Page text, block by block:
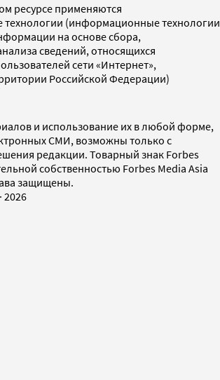
ресурсе применяются
технологии (информационные технологии
на основе сбора,
сведений, относящихся
сети «Интернет»,
Российской Федерации)
и использование их в любой форме,
СМИ, возможны только с
редакции. Товарный знак Forbes
собственностью Forbes Media Asia
защищены.
· 2026